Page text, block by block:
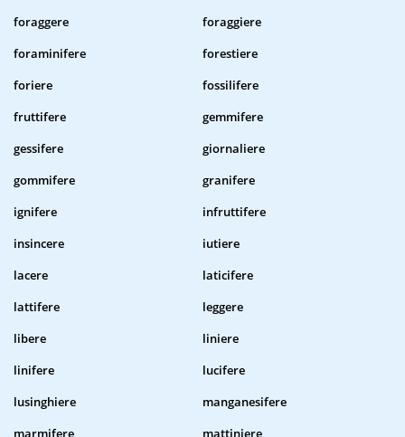
foraggere
foraggiere
foraminifere
forestiere
foriere
fossilifere
fruttifere
gemmifere
gessifere
giornaliere
gommifere
granifere
ignifere
infruttifere
insincere
iutiere
lacere
laticifere
lattifere
leggere
libere
liniere
linifere
lucifere
lusinghiere
manganesifere
marmifere
mattiniere